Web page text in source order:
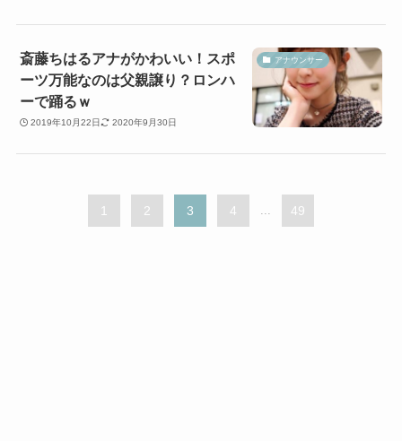
アナウンサー
斎藤ちはるアナがかわいい！スポ
ーツ万能なのは父親譲り？ロンハ
ーで踊るｗ
2019年10月22日 2020年9月30日
1 2 3 4 ... 49